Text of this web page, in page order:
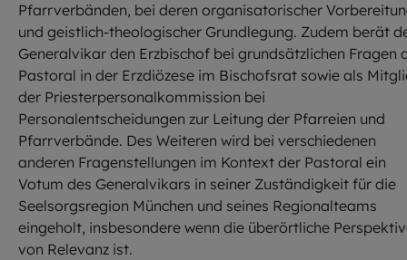
Pfarrverbänden, bei deren organisatorischer
und geistlich-theologischer Grundlegung. Zudem berät
Generalvikar den Erzbischof bei grundsätzlichen Fragen
Pastoral in der Erzdiözese im Bischofsrat sowie als
der Priesterpersonalkommission bei
Personalentscheidungen zur Leitung der Pfarreien und
Pfarrverbände. Des Weiteren wird bei verschiedenen
anderen Fragenstellungen im Kontext der Pastoral ein
Votum des Generalvikars in seiner Zuständigkeit für die
Seelsorgsregion München und seines Regionalteams
eingeholt, insbesondere wenn die überörtliche
von Relevanz ist.